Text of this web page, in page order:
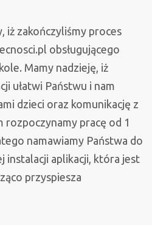
iż zakończyliśmy proces
obsługującego
Mamy nadzieję, iż
ułatwi Państwu i nam
dzieci oraz komunikację z
rozpoczynamy pracę od 1
namawiamy Państwa do
instalacji aplikacji, która jest
przyspiesza